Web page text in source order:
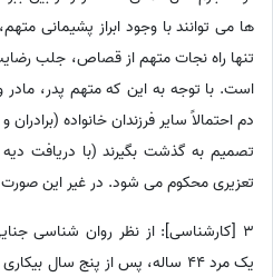
ها می توانند با وجود ابراز پشیمانی
تنها راه نجات متهم از قصاص، جلب
است. با توجه به این که متهم پدر،
دم احتمالاً سایر فرزندان خانواده
تصمیم به گذشت بگیرند (با دریافت
تعزیری محکوم می شود. در غیر این
3 [کارشناسی]: از نظر روان شناسی
یک مرد 44 ساله، پس از پنج سال